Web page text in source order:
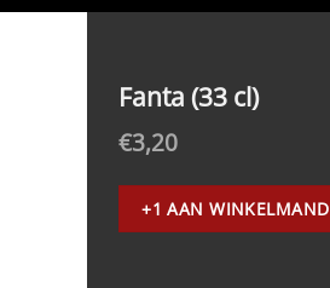
Fanta (33 cl)
€3,20
+1 AAN WINKELMAND